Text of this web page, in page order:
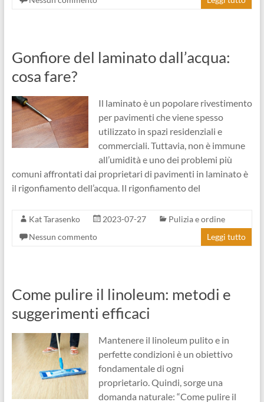
Gonfiore del laminato dall’acqua:
cosa fare?
Il laminato è un popolare rivestimento
per pavimenti che viene spesso
utilizzato in spazi residenziali e
commerciali. Tuttavia, non è immune
all’umidità e uno dei problemi più
comuni affrontati dai proprietari di pavimenti in laminato è
il rigonfiamento dell’acqua. Il rigonfiamento del
Kat Tarasenko 2023-07-27
Pulizia e ordine
Nessun commento
Leggi tutto
Come pulire il linoleum: metodi e
suggerimenti efficaci
Mantenere il linoleum pulito e in
perfette condizioni è un obiettivo
fondamentale di ogni
proprietario. Quindi, sorge una
domanda naturale: “Come pulire il